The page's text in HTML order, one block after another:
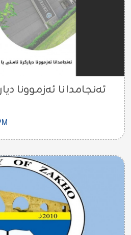
ئەنجامدانا ئەزموونا